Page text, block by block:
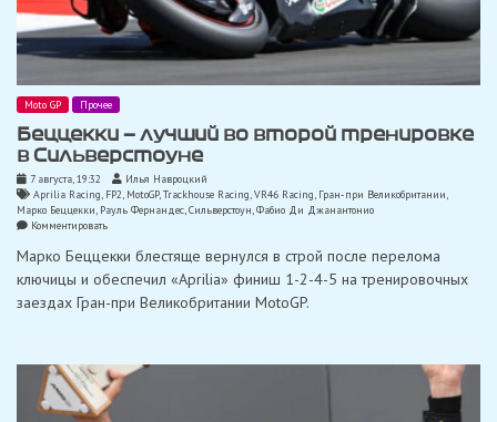
Moto GP Прочее
Беццекки — лучший во второй тренировке
в Сильверстоуне
7 августа, 19:32
Илья Навроцкий
Aprilia Racing, FP2, MotoGP,Trackhouse Racing,VR46 Racing, Гран-при Великобритании
Марко Беццекки, Рауль Фернандес,Сильверстоун,Фабио Ди Джанантонио
Комментироватьon
—
лучший
во
второй
Марко Беццекки блестяще вернулся в строй после перелома
ключицы и обеспечил «Aprilia» финиш 1-2-4-5 на тренировочных
заездах Гран-при Великобритании MotoGP.